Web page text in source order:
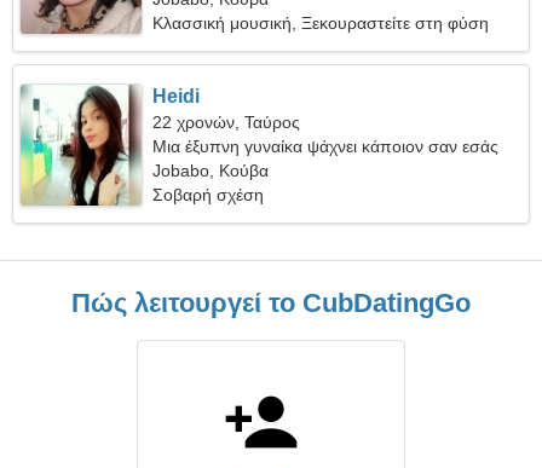
Κλασσική μουσική, Ξεκουραστείτε στη φύση
Heidi
22 χρονών, Ταύρος
Μια έξυπνη γυναίκα ψάχνει κάποιον σαν εσάς
Jobabo, Κούβα
Σοβαρή σχέση
Πώς λειτουργεί το CubDatingGo